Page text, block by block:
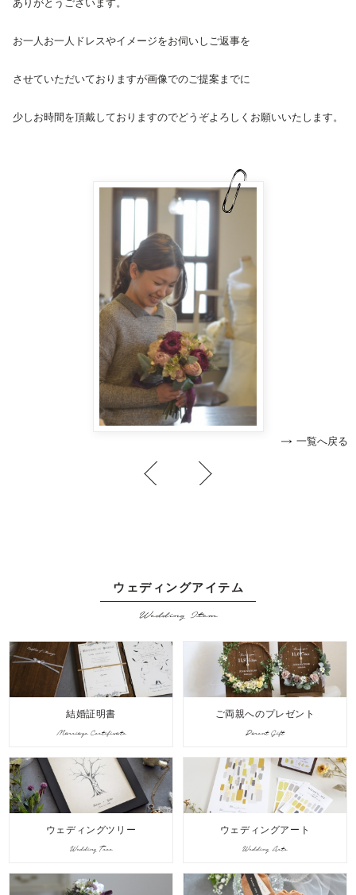
ありがとうございます。
お一人お一人ドレスやイメージをお伺いしご返事を
させていただいておりますが画像でのご提案までに
少しお時間を頂戴しておりますのでどうぞよろしくお願いいたします。
一覧へ戻る
ウェディングアイテム
Wedding Item
結婚証明書
Marriage Certificate
ご両親へのプレゼント
Parent Gift
ウェディングツリー
Wedding Tree
ウェディングアート
Wedding Arts